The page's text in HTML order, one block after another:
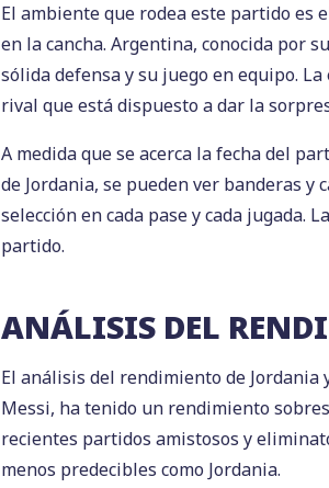
El ambiente que rodea este partido es
en la cancha. Argentina, conocida por
sólida defensa y su juego en equipo.
rival que está dispuesto a dar la
A medida que se acerca la fecha del
de Jordania, se pueden ver banderas
selección en cada pase y cada
partido.
ANÁLISIS DEL
El análisis del rendimiento de
Messi, ha tenido un rendimiento
recientes partidos amistosos y
menos predecibles como Jordania.